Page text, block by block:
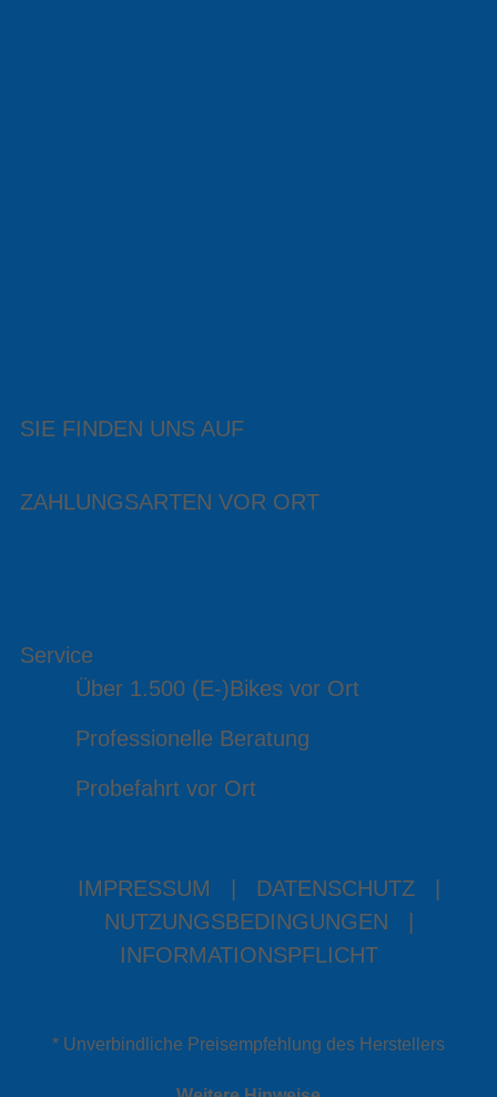
SIE FINDEN UNS AUF
ZAHLUNGSARTEN VOR ORT
Service
Über 1.500 (E-)Bikes vor Ort
Professionelle Beratung
Probefahrt vor Ort
IMPRESSUM DATENSCHUTZ
NUTZUNGSBEDINGUNGEN
INFORMATIONSPFLICHT
* Unverbindliche Preisempfehlung des Herstellers